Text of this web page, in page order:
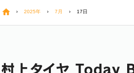
› 2025年 › 7月 › 17日